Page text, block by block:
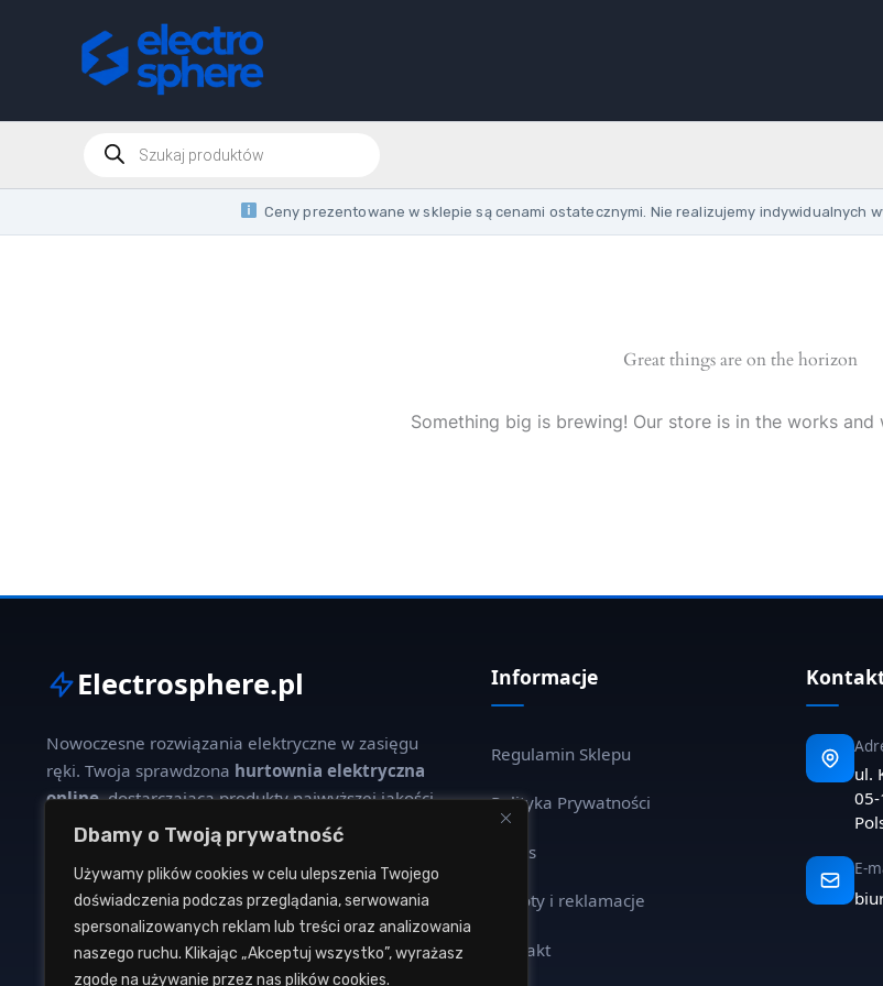
Dbamy o Twoją prywatność
Używamy plików cookies w celu ulepszenia Twojego
doświadczenia podczas przeglądania, serwowania
spersonalizowanych reklam lub treści oraz analizowania
naszego ruchu. Klikając „Akceptuj wszystko”, wyrażasz
zgodę na używanie przez nas plików cookies.
Products
search
Ceny prezentowane w sklepie są cenami ostatecznymi. Nie realizujemy indywidualnych
Great things are on the horizon
Something big is brewing! Our store is in the works and
Electrosphere.pl
Nowoczesne rozwiązania elektryczne w zasięgu
ręki. Twoja sprawdzona hurtownia elektryczna
online, dostarczająca produkty najwyższej jakości
dla profesjonalistów i klientów indywidualnych.
W naszej ofercie znajdziesz szeroki wybór kabli,
oświetlenia, aparatury modułowej oraz osprzętu
instalacyjnego od renomowanych producentów.
Informacje
Regulamin Sklepu
Polityka Prywatności
O nas
Zwroty i reklamacje
Kontakt
ul.
E-